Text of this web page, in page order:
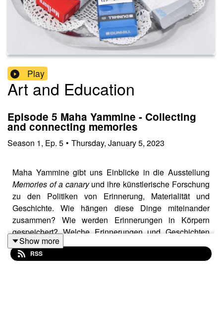
Play
Art and Education
Episode 5 Maha Yammine - Collecting
and connecting memories
Season 1, Ep. 5 • Thursday, January 5, 2023
Maha Yammine gibt uns Einblicke in die Ausstellung
Memories of a canaryund ihre künstlerische Forschung
zu den Politiken von Erinnerung, Materialität und
Geschichte. Wie hängen diese Dinge miteinander
zusammen? Wie werden Erinnerungen in Körpern
gespeichert? Welche Erinnerungen und Geschichten
werden weitergetragen und welche nicht?
Show more
RSS